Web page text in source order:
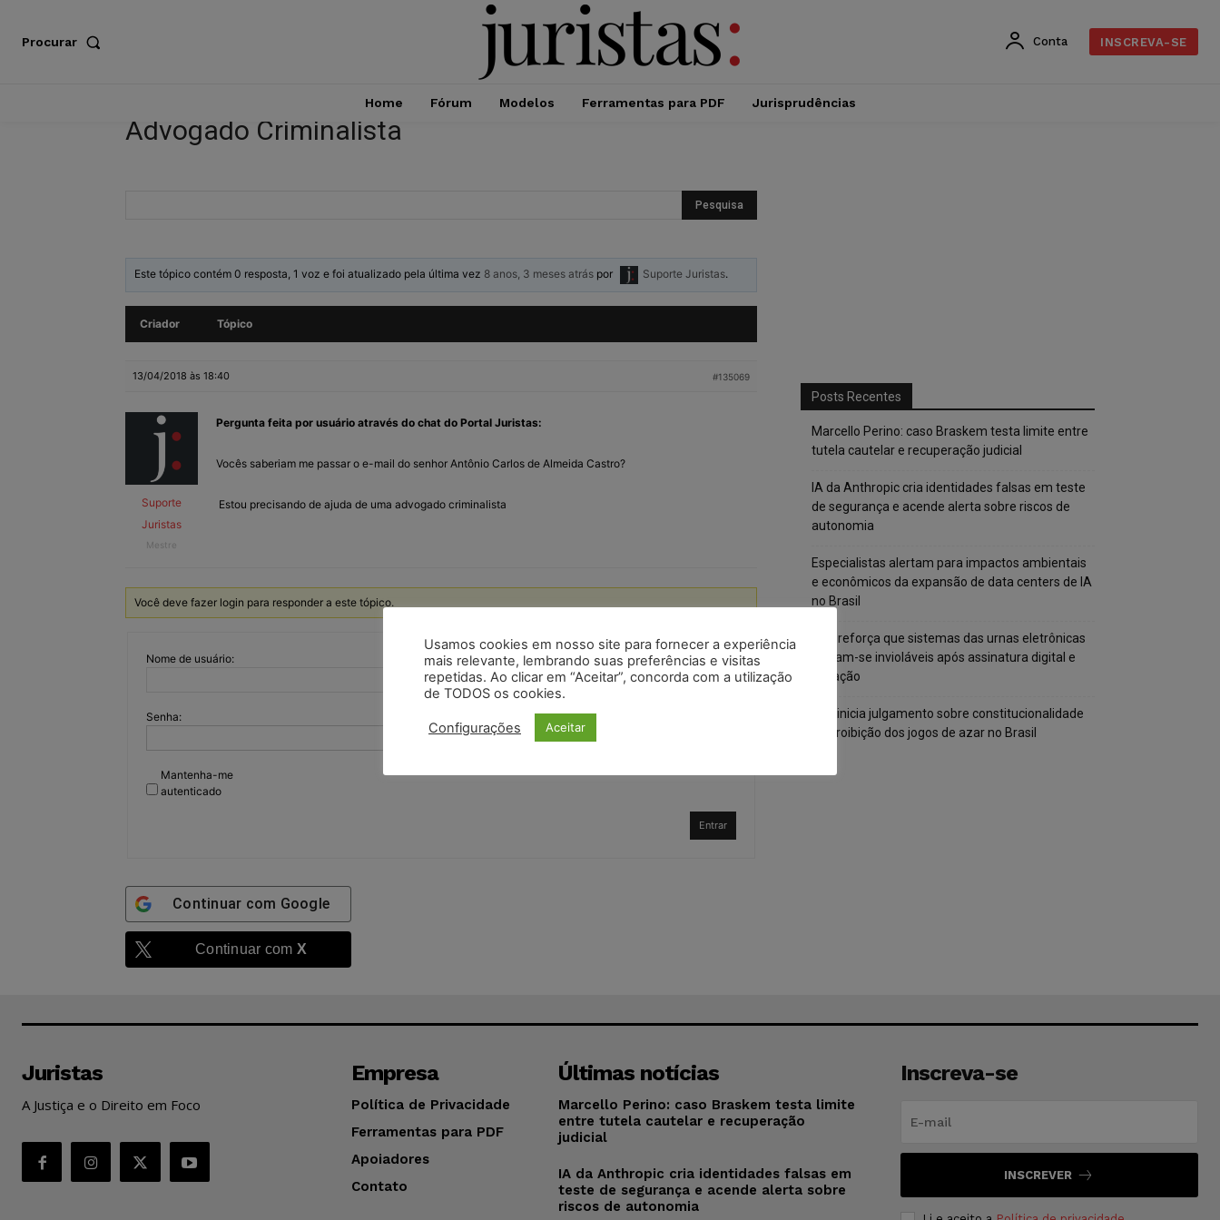
Procurar Conta INSCREVA-SE
Home Fórum Modelos Ferramentas para PDF Jurisprudências
Advogado Criminalista
Este tópico contém 0 resposta, 1 voz e foi atualizado pela última vez 8 anos, 3 meses atrás por Suporte Juristas.
Criador Tópico
13/04/2018 às 18:40 #135069
Suporte
Juristas
Mestre
Pergunta feita por usuário através do chat do Portal Juristas:
Vocês saberiam me passar o e-mail do senhor Antônio Carlos de Almeida Castro?
Estou precisando de ajuda de uma advogado criminalista
Você deve fazer login para responder a este tópico.
Nome de usuário:
Senha:
Mantenha-me
autenticado
Entrar
Continuar com Google
Continuar com X
Posts Recentes
Marcello Perino: caso Braskem testa limite entre
tutela cautelar e recuperação judicial
IA da Anthropic cria identidades falsas em teste
de segurança e acende alerta sobre riscos de
autonomia
Especialistas alertam para impactos ambientais
e econômicos da expansão de data centers de IA
no Brasil
TSE reforça que sistemas das urnas eletrônicas
tornam-se invioláveis após assinatura digital e
lacração
STF inicia julgamento sobre constitucionalidade
da proibição dos jogos de azar no Brasil
Juristas
A Justiça e o Direito em Foco
Empresa
Política de Privacidade
Ferramentas para PDF
Apoiadores
Contato
Últimas notícias
Marcello Perino: caso Braskem testa limite
entre tutela cautelar e recuperação
judicial
IA da Anthropic cria identidades falsas em
teste de segurança e acende alerta sobre
riscos de autonomia
Inscreva-se
INSCREVER
Usamos cookies em nosso site para fornecer a experiência
mais relevante, lembrando suas preferências e visitas
repetidas. Ao clicar em “Aceitar”, concorda com a utilização
de TODOS os cookies.
Configurações Aceitar